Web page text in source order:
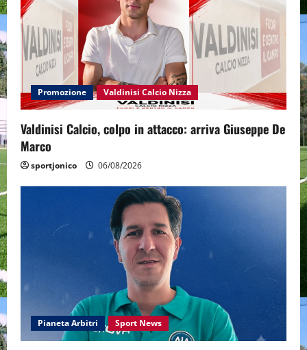
Promozione Valdinisi Calcio Nizza
Valdinisi Calcio, colpo in attacco: arriva Giuseppe De
Marco
sportjonico 06/08/2026
Pianeta Arbitri Sport News